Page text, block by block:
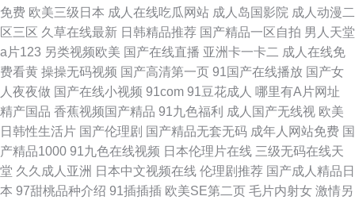
免费 欧美三级日本 成人在线吃瓜网站 成人岛国影院 成人动漫二
区三区 久草在线最新 日韩精品推荐 国产精品一区自拍 男人天堂
a片123 另类视频欧美 国产在线直播 亚洲卡一卡二 成人在线免
费看黄 操操无码视频 国产高清第一页 91国产在线播放 国产女
人夜夜做 国产在线小视频 91com 91豆花成人 哪里有A片网址
精产国品 香蕉视频国产精品 91九色福利 成人国产无线视 欧美
日韩性生活片 国产伦理剧 国产精品无套无码 成年人网站免费 国
产精品1000 91九色在线视频 日本伦理片在线 三级无码在线天
堂 久久成人亚洲 日本中文视频在线 伦理剧推荐 国产成人精品日
本 97甜桃品种介绍 91插插插 欧美SE第二页 毛片内射女 激情另